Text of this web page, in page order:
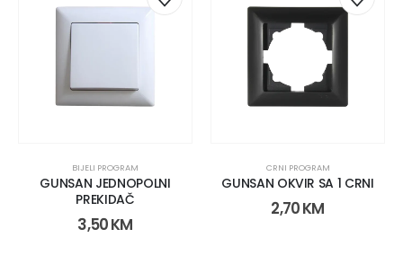
BIJELI PROGRAM
GUNSAN JEDNOPOLNI
PREKIDAČ
3,50KM
CRNI PROGRAM
GUNSAN OKVIR SA 1 CRNI
2,70KM